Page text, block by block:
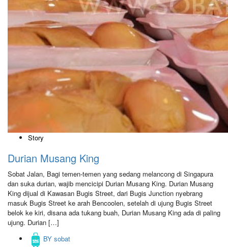
Story
Durian Musang King
Sobat Jalan, Bagi temen-temen yang sedang melancong di Singapura
dan suka durian, wajib mencicipi Durian Musang King. Durian Musang
King dijual di Kawasan Bugis Street, dari Bugis Junction nyebrang
masuk Bugis Street ke arah Bencoolen, setelah di ujung Bugis Street
belok ke kiri, disana ada tukang buah, Durian Musang King ada di paling
ujung. Durian […]
BY sobat